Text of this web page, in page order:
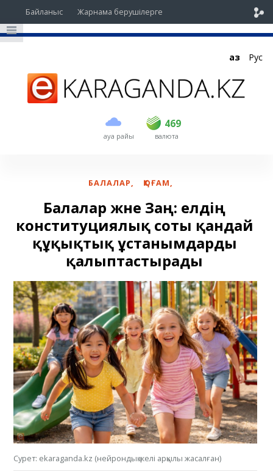
Байланыс Жарнама берушілерге
Қаз Рус
ауа райы
469
USD 468 469
EUR валюта
БАЛАЛАР, ҚОҒАМ,
Балалар және Заң: елдің
конституциялық соты қандай
құқықтық ұстанымдарды
қалыптастырады
Сурет: ekaraganda.kz (нейрондық желі арқылы жасалған)